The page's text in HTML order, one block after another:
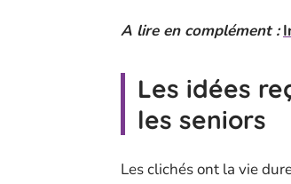
A lire en complément :
Les idées
les seniors
Les clichés ont la vie